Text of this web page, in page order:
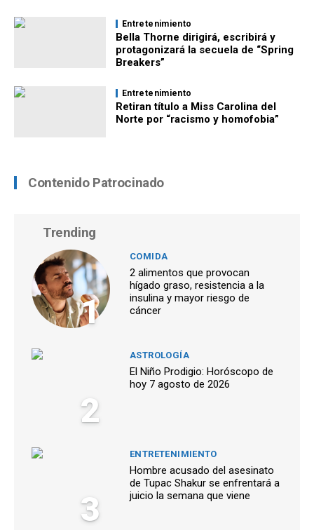
Entretenimiento
Bella Thorne dirigirá, escribirá y
protagonizará la secuela de “Spring
Breakers”
Entretenimiento
Retiran título a Miss Carolina del
Norte por “racismo y homofobia”
Contenido Patrocinado
Trending
1
COMIDA
2 alimentos que provocan
hígado graso, resistencia a la
insulina y mayor riesgo de
cáncer
2
ASTROLOGÍA
El Niño Prodigio: Horóscopo de
hoy 7 agosto de 2026
3
ENTRETENIMIENTO
Hombre acusado del asesinato
de Tupac Shakur se enfrentará a
juicio la semana que viene